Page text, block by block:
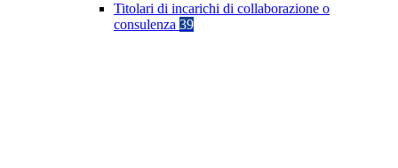
Titolari di incarichi di collaborazione o
consulenza 39